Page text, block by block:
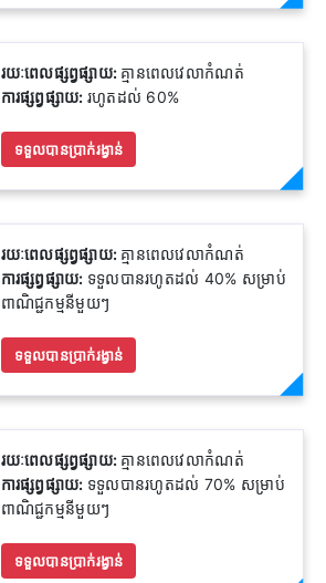
រយៈពេលផ្សព្វផ្សាយ: គ្មានពេលវេលាកំណត់
ការផ្សព្វផ្សាយ: រហូតដល់ 60%
ទទួលបានប្រាក់រង្វាន់
រយៈពេលផ្សព្វផ្សាយ: គ្មានពេលវេលាកំណត់
ការផ្សព្វផ្សាយ: ទទួលបានរហូតដល់ 40% សម្រាប់
ពាណិជ្ជកម្មនីមួយៗ
ទទួលបានប្រាក់រង្វាន់
រយៈពេលផ្សព្វផ្សាយ: គ្មានពេលវេលាកំណត់
ការផ្សព្វផ្សាយ: ទទួលបានរហូតដល់ 70% សម្រាប់
ពាណិជ្ជកម្មនីមួយៗ
ទទួលបានប្រាក់រង្វាន់